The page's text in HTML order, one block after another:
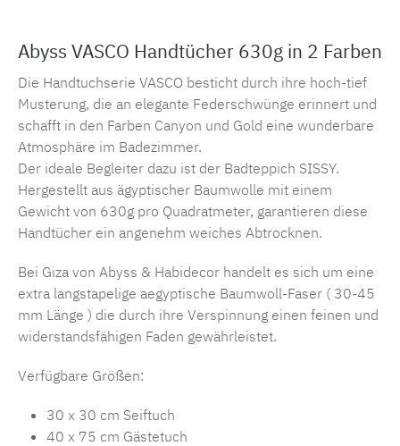
Abyss VASCO Handtücher 630g in 2 Farben
Die Handtuchserie VASCO besticht durch ihre hoch-tief
Musterung, die an elegante Federschwünge erinnert und
schafft in den Farben Canyon und Gold eine wunderbare
Atmosphäre im Badezimmer.
Der ideale Begleiter dazu ist der Badteppich SISSY.
Hergestellt aus ägyptischer Baumwolle mit einem
Gewicht von 630g pro Quadratmeter, garantieren diese
Handtücher ein angenehm weiches Abtrocknen.
Bei Giza von Abyss & Habidecor handelt es sich um eine
extra langstapelige aegyptische Baumwoll-Faser ( 30-45
mm Länge ) die durch ihre Verspinnung einen feinen und
widerstandsfähigen Faden gewährleistet.
Verfügbare Größen:
30 x 30 cm Seiftuch
40 x 75 cm Gästetuch